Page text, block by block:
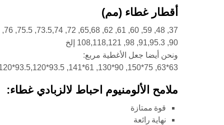
أقطار غطاء (مم)
37, 48, 59, 60, 61, 62, 65,68, 72, 73.5,74, 75.5, 76, 79,81,88,89,
90, 91,95.3, 98, 108,118,121 إلخ
ونحن أيضا جعل الأغطية مربع:
63*63, 75*150, 90*130, 61*141, 93.5*93.5,120*120, إلخ<
ملامح الألومنيوم احباط لالزبادي غطاء:
قوة ممتازة
نهاية رائعة